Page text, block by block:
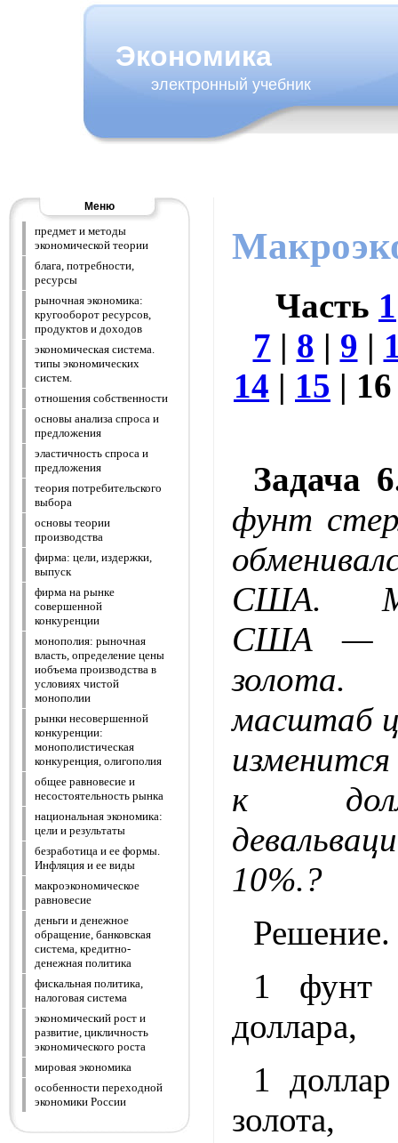
Экономика
электронный учебник
Меню
предмет и методы
экономической теории
блага, потребности,
ресурсы
рыночная экономика:
кругооборот ресурсов,
продуктов и доходов
экономическая система.
типы экономических
систем.
отношения собственности
основы анализа спроса и
предложения
эластичность спроса и
предложения
теория потребительского
выбора
основы теории
производства
фирма: цели, издержки,
выпуск
фирма на рынке
совершенной
конкуренции
монополия: рыночная
власть, определение цены
иобъема производства в
условиях чистой
монополии
рынки несовершенной
конкуренции:
монополистическая
конкуренция, олигополия
общее равновесие и
несостоятельность рынка
национальная экономика:
цели и результаты
безработица и ее формы.
Инфляция и ее виды
макроэкономическое
равновесие
деньги и денежное
обращение, банковская
система, кредитно-
денежная политика
фискальная политика,
налоговая система
экономический рост и
развитие, цикличность
экономического роста
мировая экономика
особенности переходной
экономики России
Часть 1
7 | 8 | 9 |
14 | 15 | 16
Задача
фунт
США.
США —
масштаб
к
10%.?
Решение.
1 фунт
доллара,
1
золота,